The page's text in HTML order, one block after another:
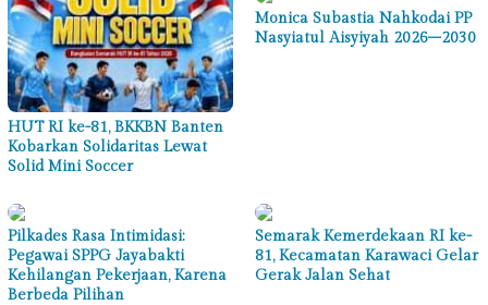
HUT RI ke-81, BKKBN Banten
Kobarkan Solidaritas Lewat
Solid Mini Soccer
Monica Subastia Nahkodai PP
Nasyiatul Aisyiyah 2026–2030
Pilkades Rasa Intimidasi:
Pegawai SPPG Jayabakti
Kehilangan Pekerjaan, Karena
Berbeda Pilihan
Semarak Kemerdekaan RI ke-
81, Kecamatan Karawaci Gelar
Gerak Jalan Sehat